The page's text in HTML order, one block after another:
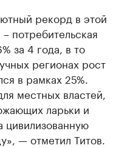
рекорд в этой
потребительская
за 4 года, в то
регионах рост
в рамках 25%.
местных властей,
ларьки и
цивилизованную
— отметил Титов.